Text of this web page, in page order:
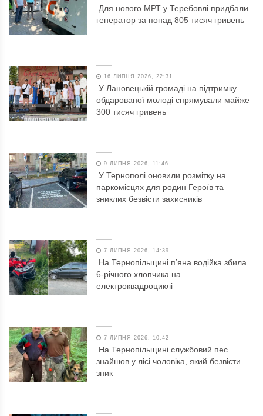
Для нового МРТ у Теребовлі придбали
генератор за понад 805 тисяч гривень
16 ЛИПНЯ 2026, 22:31
У Лановецькій громаді на підтримку
обдарованої молоді спрямували майже
300 тисяч гривень
9 ЛИПНЯ 2026, 11:46
У Тернополі оновили розмітку на
паркомісцях для родин Героїв та
зниклих безвісти захисників
7 ЛИПНЯ 2026, 14:39
На Тернопільщині п’яна водійка збила
6-річного хлопчика на
електроквадроциклі
7 ЛИПНЯ 2026, 10:42
На Тернопільщині службовий пес
знайшов у лісі чоловіка, який безвісти
зник